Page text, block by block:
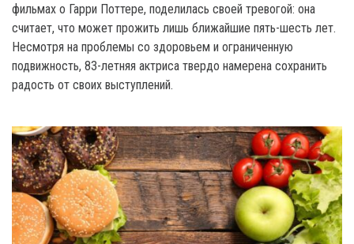
фильмах о Гарри Поттере, поделилась своей тревогой: она
считает, что может прожить лишь ближайшие пять-шесть лет.
Несмотря на проблемы со здоровьем и ограниченную
подвижность, 83-летняя актриса твердо намерена сохранить
радость от своих выступлений.